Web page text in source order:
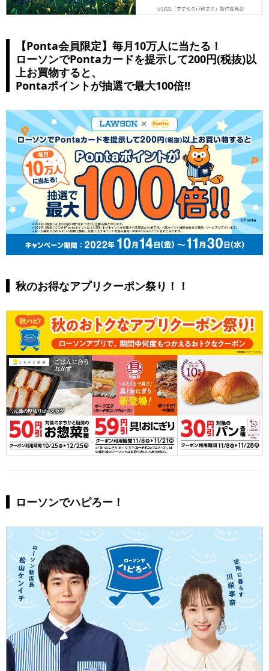
【Ponta会員限定】毎月10万人に当たる！
ローソンでPontaカードを提示して200円(税抜)以
上お買物すると、
Pontaポイントが抽選で最大100倍!!
秋のお得なアプリクーポン祭り！！
ローソンでハピろー！